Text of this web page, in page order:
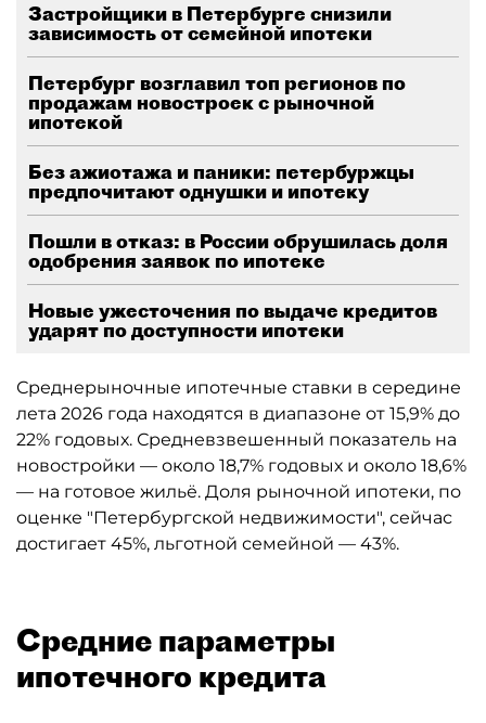
Застройщики в Петербурге снизили
зависимость от семейной ипотеки
Петербург возглавил топ регионов по
продажам новостроек с рыночной
ипотекой
Без ажиотажа и паники: петербуржцы
предпочитают однушки и ипотеку
Пошли в отказ: в России обрушилась доля
одобрения заявок по ипотеке
Новые ужесточения по выдаче кредитов
ударят по доступности ипотеки
Среднерыночные ипотечные ставки в середине
лета 2026 года находятся в диапазоне от 15,9% до
22% годовых. Средневзвешенный показатель на
новостройки — около 18,7% годовых и около 18,6%
— на готовое жильё. Доля рыночной ипотеки, по
оценке "Петербургской недвижимости", сейчас
достигает 45%, льготной семейной — 43%.
Средние параметры
ипотечного кредита